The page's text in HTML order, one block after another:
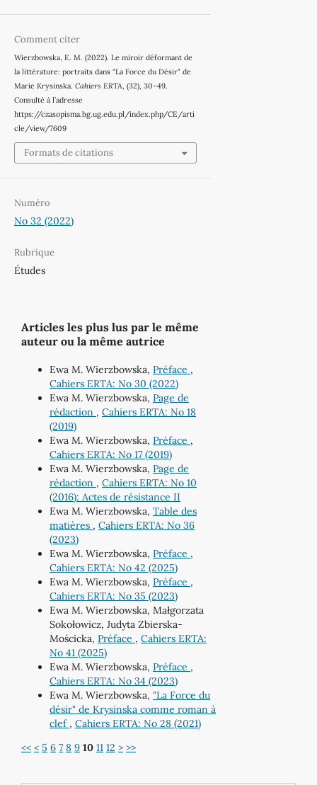
Comment citer
Wierzbowska, E. M. (2022). Le miroir déformant de
la littérature: portraits dans "La Force du Désir" de
Marie Krysinska. Cahiers ERTA , (32), 30–49.
Consulté à l’adresse
https://czasopisma.bg.ug.edu.pl/index.php/CE/arti
cle/view/7609
Formats de citations
Numéro
No 32 (2022)
Rubrique
Études
Articles les plus lus par le même
auteur ou la même autrice
Ewa M. Wierzbowska, Préface ,
Cahiers ERTA: No 30 (2022)
Ewa M. Wierzbowska, Page de
rédaction , Cahiers ERTA: No 18
(2019)
Ewa M. Wierzbowska, Préface ,
Cahiers ERTA: No 17 (2019)
Ewa M. Wierzbowska, Page de
rédaction , Cahiers ERTA: No 10
(2016): Actes de résistance II
Ewa M. Wierzbowska, Table des
matières , Cahiers ERTA: No 36
(2023)
Ewa M. Wierzbowska, Préface ,
Cahiers ERTA: No 42 (2025)
Ewa M. Wierzbowska, Préface ,
Cahiers ERTA: No 35 (2023)
Ewa M. Wierzbowska, Małgorzata
Sokołowicz, Judyta Zbierska-
Mościcka, Préface , Cahiers ERTA:
No 41 (2025)
Ewa M. Wierzbowska, Préface ,
Cahiers ERTA: No 34 (2023)
Ewa M. Wierzbowska, "La Force du
désir" de Krysinska comme roman à
clef , Cahiers ERTA: No 28 (2021)
<< < 5 6 7 8 9 10 11 12 > >>